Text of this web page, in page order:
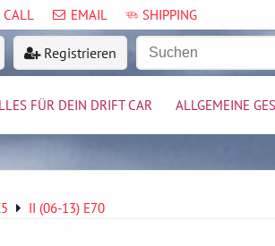
CALL EMAIL SHIPPING
Registrieren
FÜR DEIN DRIFT CAR ALLGEMEINE
II (06-13) E70